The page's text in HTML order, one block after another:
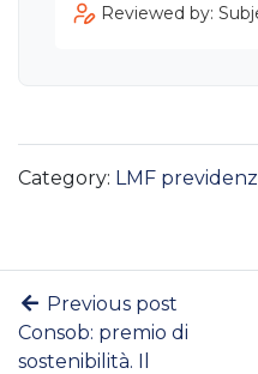
Reviewed by:
Category: LMF
Previous post
Consob: premio di
sostenibilità. Il